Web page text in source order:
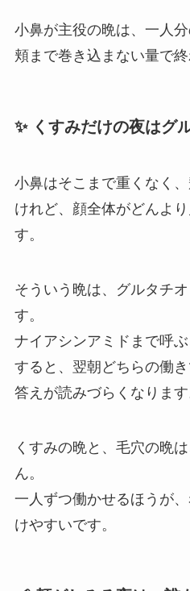
小鼻が主役の晩は、一人分
頬まで巻き込まない量で終
✨ くすみだけの夜はグ
小鼻はそこまで重くなく、
けれど、顔全体がどんよ
す。
そういう晩は、グルタチ
す。
ナイアシンアミドまで呼ぶ
すると、翌朝どちらの働き
答えが読みづらくなります
くすみの晩と、毛穴の晩
ん。
一人ずつ働かせるほうが
けやすいです。